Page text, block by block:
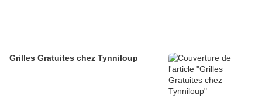
Grilles Gratuites chez Tynniloup